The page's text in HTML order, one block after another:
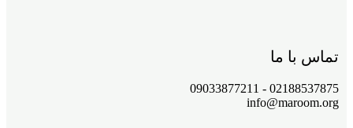
تماس با ما
02188537875 - 09033877211
info@maroom.org